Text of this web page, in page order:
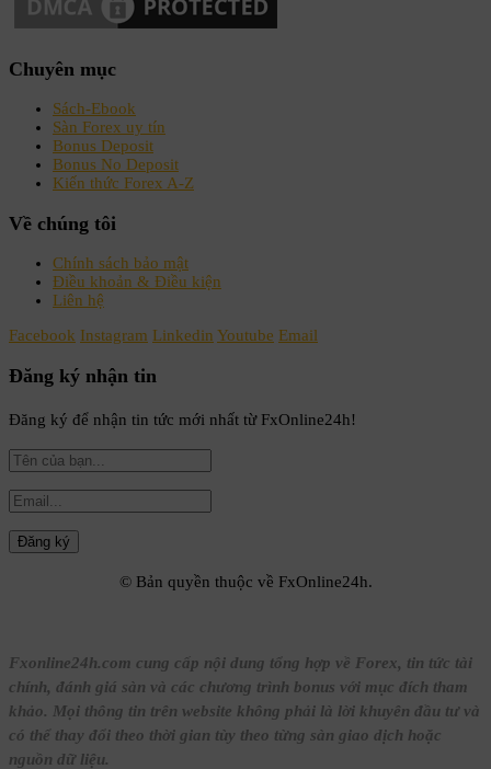
Chuyên mục
Sách-Ebook
Sàn Forex uy tín
Bonus Deposit
Bonus No Deposit
Kiến thức Forex A-Z
Về chúng tôi
Chính sách bảo mật
Điều khoản & Điều kiện
Liên hệ
Facebook Instagram Linkedin Youtube Email
Đăng ký nhận tin
Đăng ký để nhận tin tức mới nhất từ FxOnline24h!
© Bản quyền thuộc về FxOnline24h.
Fxonline24h.com cung cấp nội dung tổng hợp về Forex, tin tức tài
chính, đánh giá sàn và các chương trình bonus với mục đích tham
khảo. Mọi thông tin trên website không phải là lời khuyên đầu tư và
có thể thay đổi theo thời gian tùy theo từng sàn giao dịch hoặc
nguồn dữ liệu.